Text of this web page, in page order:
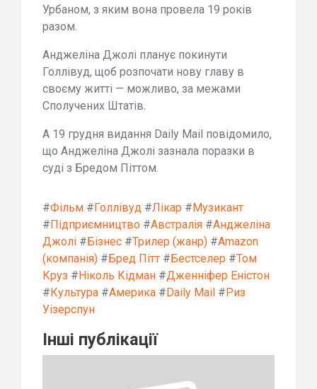
Урбаном, з яким вона провела 19 років
разом.
Анджеліна Джолі планує покинути
Голлівуд, щоб розпочати нову главу в
своєму житті — можливо, за межами
Сполучених Штатів.
А 19 грудня видання Daily Mail повідомило,
що Анджеліна Джолі зазнала поразки в
суді з Бредом Піттом.
#Фільм #Голлівуд #Лікар #Музикант
#Підприємництво #Австралія #Анджеліна
Джолі #Бізнес #Трилер (жанр) #Amazon
(компанія) #Бред Пітт #Бестселер #Том
Круз #Ніколь Кідман #Дженніфер Еністон
#Культура #Америка #Daily Mail #Риз
Уізерспун
Інші публікації